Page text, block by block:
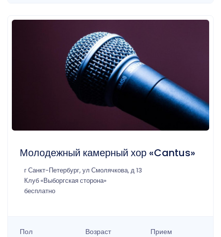
Молодежный камерный хор «Cantus»
г Санкт-Петербург, ул Смолячкова, д 13
Клуб «Выборгская сторона»
бесплатно
Пол Возраст Прием